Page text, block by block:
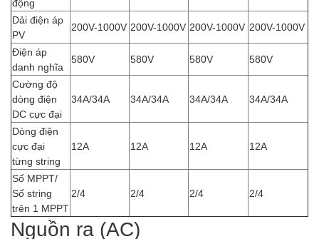
Dải điện áp
PV
200V-1000V 200V-1000V 200V-1000V 200V-1000V
Điện áp
danh nghĩa
580V 580V 580V 580V
Cường độ
dòng điện
DC cực đại
34A/34A 34A/34A 34A/34A 34A/34A
Dòng điện
cực đại
từng string
12A 12A 12A 12A
Số MPPT/
Số string
trên 1 MPPT
2/4 2/4 2/4 2/4
Nguồn ra (AC)